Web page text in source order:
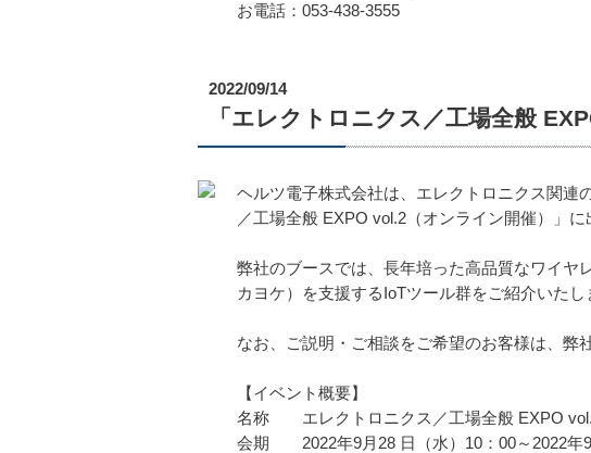
お電話：053-438-3555
2022/09/14
「エレクトロニクス／工場全般
ヘルツ電子株式会社は、エレクトロニクス関連
／工場全般 EXPO vol.2（オンライン開催）」に
弊社のブースでは、長年培った高品質なワイヤ
カヨケ）を支援するIoTツール群をご紹介いたし
なお、ご説明・ご相談をご希望のお客様は、弊
【イベント概要】
名称 エレクトロニクス／工場全般 EXPO
会期 2022年9月28 日（水）10：00～2022年9